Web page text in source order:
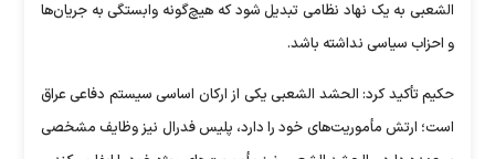
الشعبی به یک نهاد نظامی تبدیل شود که هیچ‌گونه وابستگی به جریان‌ها
و احزاب سیاسی نداشته باشد.
حکیم تأکید کرد: الحشد الشعبی یکی از ارکان اساسی سیستم دفاعی عراق
است؛ ارتش مأموریت‌های خود را دارد، پلیس فدرال نیز وظایف مشخصی